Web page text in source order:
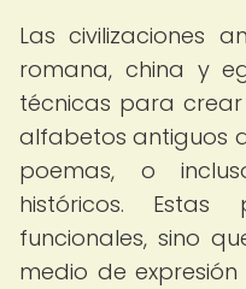
Las civilizaciones
romana, china y
técnicas para
alfabetos antiguos
poemas, o
históricos.
funcionales, sino
medio de